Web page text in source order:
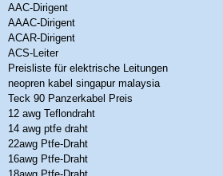
AAC-Dirigent
AAAC-Dirigent
ACAR-Dirigent
ACS-Leiter
Preisliste für elektrische Leitungen
neopren kabel singapur malaysia
Teck 90 Panzerkabel Preis
12 awg Teflondraht
14 awg ptfe draht
22awg Ptfe-Draht
16awg Ptfe-Draht